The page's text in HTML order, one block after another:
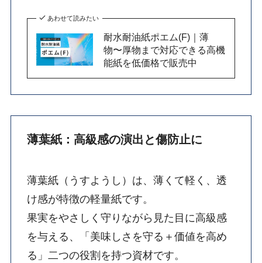
あわせて読みたい
耐水耐油紙ポエム(F)｜薄
物〜厚物まで対応できる高機
能紙を低価格で販売中
薄葉紙：高級感の演出と傷防止に
薄葉紙（うすようし）は、薄くて軽く、透
け感が特徴の軽量紙です。
果実をやさしく守りながら見た目に高級感
を与える、「美味しさを守る＋価値を高め
る」二つの役割を持つ資材です。